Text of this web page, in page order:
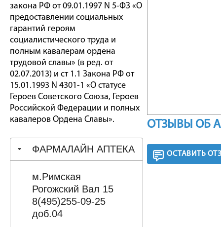
закона РФ от 09.01.1997 N 5-ФЗ «О
предоставлении социальных
гарантий героям
социалистического труда и
полным кавалерам ордена
трудовой славы» (в ред. от
02.07.2013) и ст 1.1 Закона РФ от
15.01.1993 N 4301-1 «О статусе
Героев Советского Союза, Героев
Российской Федерации и полных
кавалеров Ордена Славы».
ФАРМАЛАЙН АПТЕКА
м.Римская
Рогожский Вал 15
8(495)255-09-25
доб.04
ОТЗЫВЫ ОБ
ОСТАВИТЬ